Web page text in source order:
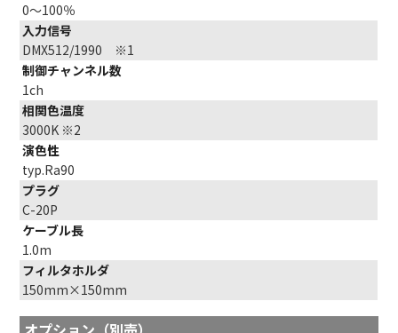
0～100％
入力信号
DMX512/1990 ※1
制御チャンネル数
1ch
相関色温度
3000K ※2
演色性
typ.Ra90
プラグ
C-20P
ケーブル長
1.0m
フィルタホルダ
150mm×150mm